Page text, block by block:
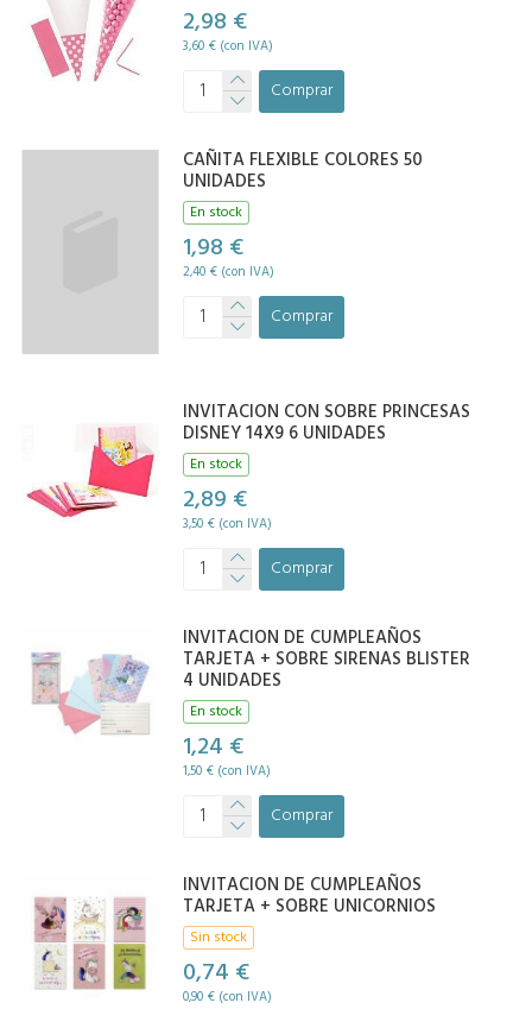
2,98 €
3,60 € (con IVA)
Comprar
CAÑITA FLEXIBLE COLORES 50
UNIDADES
En stock
1,98 €
2,40 € (con IVA)
Comprar
INVITACION CON SOBRE PRINCESAS
DISNEY 14X9 6 UNIDADES
En stock
2,89 €
3,50 € (con IVA)
Comprar
INVITACION DE CUMPLEAÑOS
TARJETA + SOBRE SIRENAS BLISTER
4 UNIDADES
En stock
1,24 €
1,50 € (con IVA)
Comprar
INVITACION DE CUMPLEAÑOS
TARJETA + SOBRE UNICORNIOS
Sin stock
0,74 €
0,90 € (con IVA)